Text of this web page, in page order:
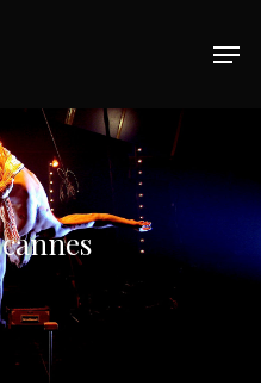
ESC to close